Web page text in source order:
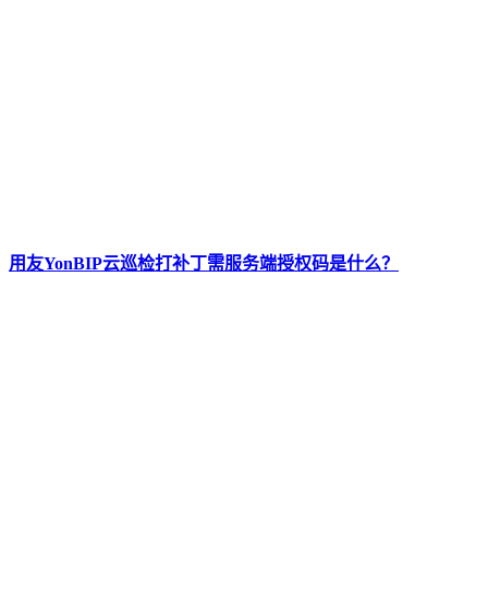
用友YonBIP云巡检打补丁需服务端授权码是什么？